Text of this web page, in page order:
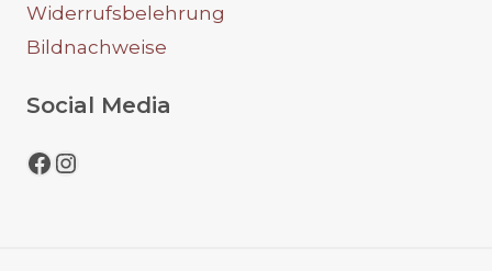
Widerrufsbelehrung
Bildnachweise
Social Media
Facebook
Instagram